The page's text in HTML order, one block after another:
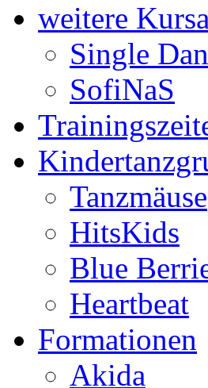
weitere
Single
SofiNaS
Tanzmäuse
HitsKids
Blue
Heartbeat
Formationen
Akida